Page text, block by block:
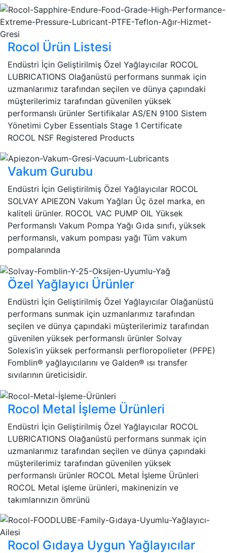
Rocol Ürün Listesi
Endüstri İçin Geliştirilmiş Özel Yağlayıcılar ROCOL
LUBRICATIONS Olağanüstü performans sunmak için
uzmanlarımız tarafından seçilen ve dünya çapındaki
müşterilerimiz tarafından güvenilen yüksek
performanslı ürünler Sertifikalar AS/EN 9100 Sistem
Yönetimi Cyber Essentials Stage 1 Certificate
ROCOL NSF Registered Products
Vakum Gurubu
Endüstri İçin Geliştirilmiş Özel Yağlayıcılar ROCOL
SOLVAY APIEZON Vakum Yağları Üç özel marka, en
kaliteli ürünler. ROCOL VAC PUMP OIL Yüksek
Performanslı Vakum Pompa Yağı Gıda sınıfı, yüksek
performanslı, vakum pompası yağı Tüm vakum
pompalarında
Özel Yağlayıcı Ürünler
Endüstri İçin Geliştirilmiş Özel Yağlayıcılar Olağanüstü
performans sunmak için uzmanlarımız tarafından
seçilen ve dünya çapındaki müşterilerimiz tarafından
güvenilen yüksek performanslı ürünler Solvay
Solexis’in yüksek performanslı perfloropolieter (PFPE)
Fomblin® yağlayıcılarını ve Galden® ısı transfer
sıvılarının üreticisidir.
Rocol Metal İşleme Ürünleri
Endüstri İçin Geliştirilmiş Özel Yağlayıcılar ROCOL
LUBRICATIONS Olağanüstü performans sunmak için
uzmanlarımız tarafından seçilen ve dünya çapındaki
müşterilerimiz tarafından güvenilen yüksek
performanslı ürünler ROCOL Metal İşleme Ürünleri
ROCOL Metal işleme ürünleri, makinenizin ve
takımlarınızın ömrünü
Rocol Gıdaya Uygun Yağlayıcılar